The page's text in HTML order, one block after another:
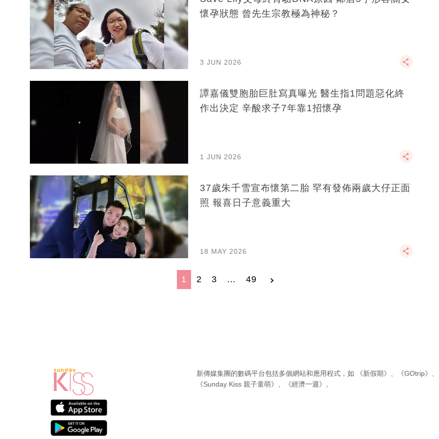
懷孕狀態 曾先生宗教極為神秘？
3 JUN 2026
譚嘉儀雙胞胎巨肚寫真曝光 醫生指1問題惡化終
作出決定 辛酸求子7年靠1招懷孕
1 JUN 2026
37歲朱千雪宣布懷第二胎 罕有發佈兩歲大仔正面
照 報喜日子意義重大
18 MAY 2026
1 2 3 … 49
新傳媒集團的數碼平台包括多個網站和應用程式，如 《新假期》 《GOtrip》
《Sunday Kiss 親子童萌》
《經濟一週》 。